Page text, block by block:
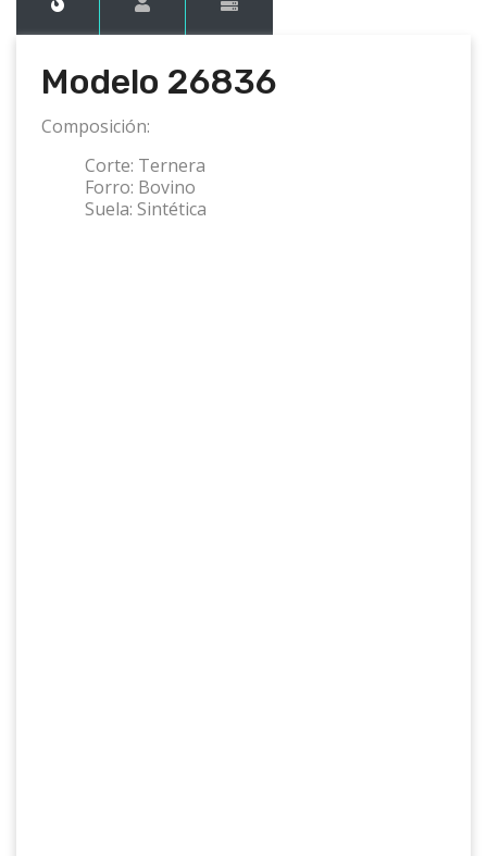
Modelo 26836
Composición:
Corte: Ternera
Forro: Bovino
Suela: Sintética